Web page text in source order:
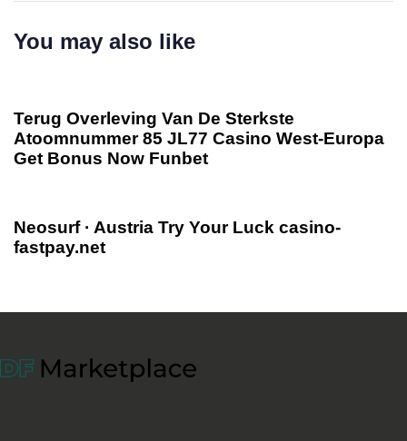
You may also like
Terug Overleving Van De Sterkste
Atoomnummer 85 JL77 Casino West-Europa
Get Bonus Now Funbet
Neosurf · Austria Try Your Luck casino-
fastpay.net